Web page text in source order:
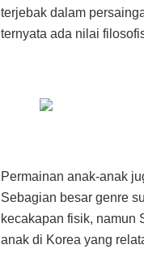
terjebak dalam
ternyata ada nilai
Permainan anak-anak
Sebagian besar genre
kecakapan fisik, namun
anak di Korea yang